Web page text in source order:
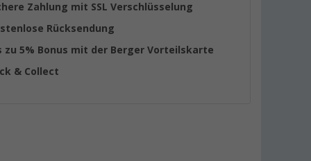
Zahlung mit SSL Verschlüsselung
Rücksendung
zu 5% Bonus mit der Berger Vorteilskarte
& Collect
(Meterware)
(6, 99 € / 1 m)